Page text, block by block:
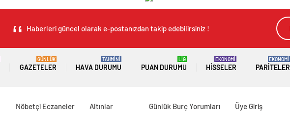
Haberleri güncel olarak e-postanızdan takip edebilirsiniz !
GAZETELER
GÜNLÜK
HAVA DURUMU
TAHMİNİ
PUAN DURUMU
LİG
HISSELER
EKONOMİ
PARITELER
EKONOMİ
Nöbetçi Eczaneler Altınlar Günlük Burç Yorumları Üye Giriş